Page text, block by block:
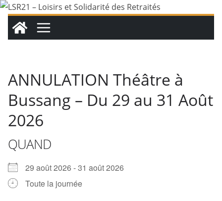
Passer
contenu
ANNULATION Théâtre à
Bussang – Du 29 au 31 Août
2026
QUAND
29 août 2026 - 31 août 2026
Toute la journée